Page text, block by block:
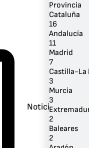
Noticias
Provincia
Cataluña
16
Andalucía
11
Madrid
7
Castilla-La
3
Murcia
3
2
Baleares
2